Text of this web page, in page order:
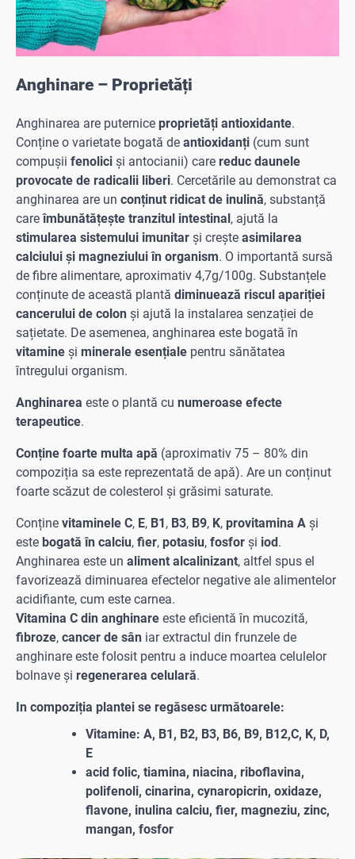
Anghinare – Proprietăți
Anghinarea are puternice proprietăți antioxidante.
Conține o varietate bogată de antioxidanți (cum sunt
compușii fenolici și antocianii) care reduc daunele
provocate de radicalii liberi. Cercetările au demonstrat ca
anghinarea are un conținut ridicat de inulină, substanță
careîmbunătățește tranzitul intestinal, ajută la
stimularea sistemului imunitar și crește asimilarea
calciului și magneziului în organism. O importantă sursă
de fibre alimentare, aproximativ 4,7g/100g. Substanțele
conținute de această plantă diminuează riscul apariției
cancerului de colon și ajută la instalarea senzației de
sațietate. De asemenea, anghinarea este bogată în
vitamine și minerale esențiale pentru sănătatea
întregului organism.
Anghinarea este o plantă cu numeroase efecte
terapeutice.
Conține foarte multa apă (aproximativ 75 – 80% din
compoziția sa este reprezentată de apă). Are un conținut
foarte scăzut de colesterol și grăsimi saturate.
Conține vitaminele C, E, B1, B3, B9, K, provitamina A și
este bogată în calciu, fier, potasiu, fosfor și iod.
Anghinarea este un aliment alcalinizant, altfel spus el
favorizează diminuarea efectelor negative ale alimentelor
acidifiante, cum este carnea.
Vitamina C din anghinare este eficientă în mucozită,
fibroze, cancer de sân iar extractul din frunzele de
anghinare este folosit pentru a induce moartea celulelor
bolnave și regenerarea celulară.
In compoziția plantei se regăsesc următoarele:
Vitamine: A, B1, B2, B3, B6, B9, B12,C, K, D,
E
acid folic, tiamina, niacina, riboflavina,
polifenoli, cinarina, cynaropicrin, oxidaze,
flavone, inulina calciu, fier, magneziu, zinc,
mangan, fosfor